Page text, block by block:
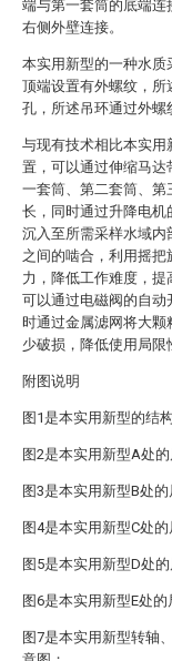
端与第一套筒的底端连
右侧外壁连接。
本实用新型的一种水质
顶端设置有外螺纹，
孔，所述吊环通过外螺
与现有技术相比本实
置，可以通过伸缩马
一套筒、第二套筒、第
长，同时通过升降电
沉入至所需采样水域
之间的啮合，利用摇
力，降低工作难度，提
可以通过电磁阀的自动
时通过金属滤网将大
少破损，降低使用局限
附图说明
图1是本实用新型的结
图2是本实用新型A处
图3是本实用新型B处
图4是本实用新型C处
图5是本实用新型D处
图6是本实用新型E处
图7是本实用新型转轴